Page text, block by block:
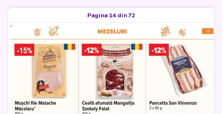
Pagina 14 din 72